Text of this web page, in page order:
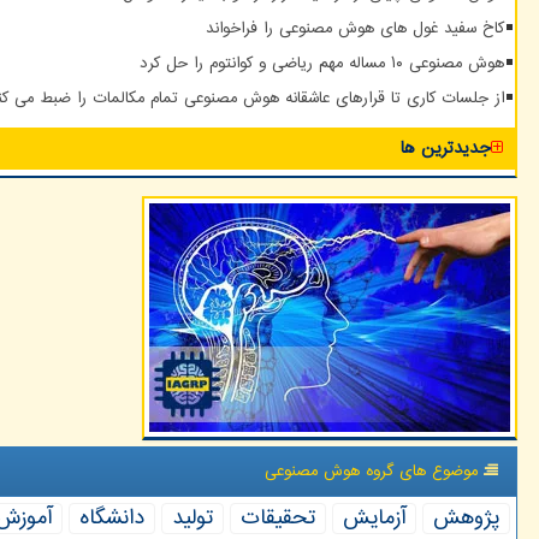
کاخ سفید غول های هوش مصنوعی را فراخواند
هوش مصنوعی ۱۰ مساله مهم ریاضی و کوانتوم را حل کرد
از جلسات کاری تا قرارهای عاشقانه هوش مصنوعی تمام مکالمات را ضبط می
جدیدترین ها
موضوع های گروه هوش مصنوعی
پژوهش آزمایش تحقیقات تولید دانشگاه